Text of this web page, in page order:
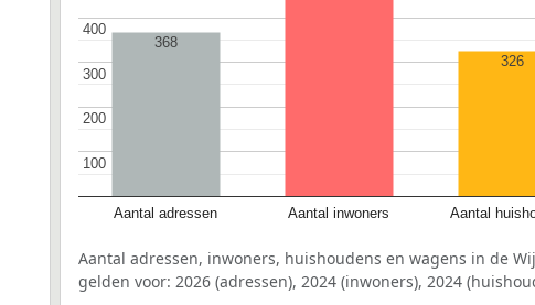
Aantal adressen Aantal inwoners Aantal
100
100
200
200
300
300
400
400
368
326
Aantal adressen, inwoners, huishoudens en wagens in de
gelden voor: 2026 (adressen), 2024 (inwoners), 2024